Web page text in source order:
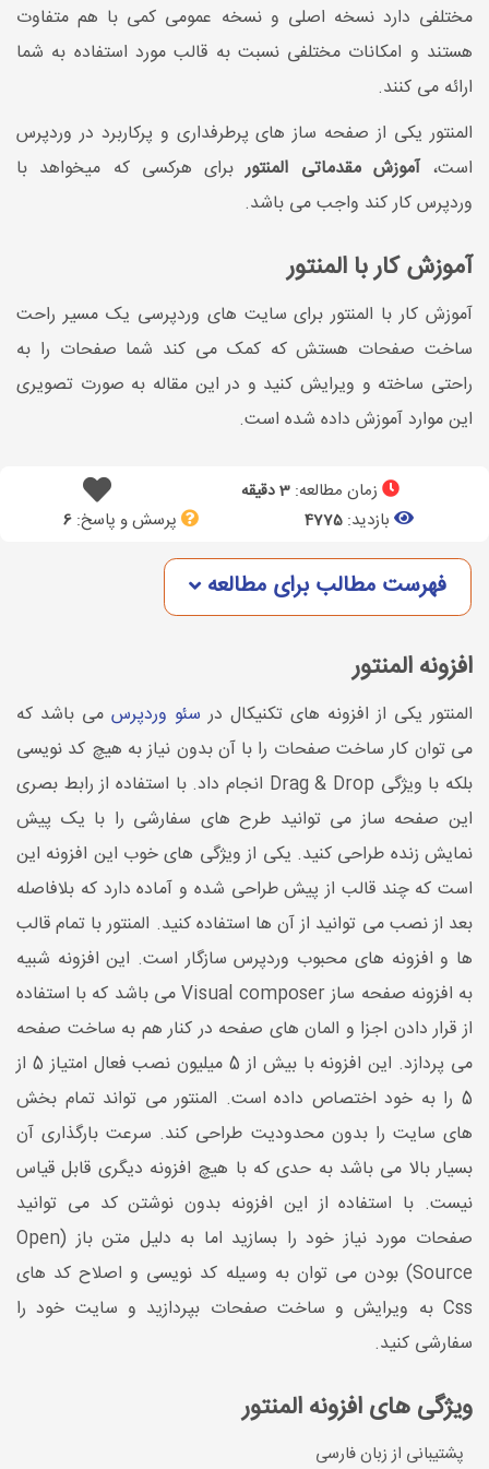
مختلفی دارد نسخه اصلی و نسخه عمومی کمی با هم متفاوت
هستند و امکانات مختلفی نسبت به قالب مورد استفاده به شما
ارائه می کنند.
المنتور یکی از صفحه ساز های پرطرفداری و پرکاربرد در وردپرس
است،آموزش مقدماتی المنتوربرای هرکسی که میخواهد با
وردپرس کار کند واجب می باشد.
آموزش کار با المنتور
آموزش کار با المنتور برای سایت های وردپرسی یک مسیر راحت
ساخت صفحات هستش که کمک می کند شما صفحات را به
راحتی ساخته و ویرایش کنید و در این مقاله به صورت تصویری
این موارد آموزش داده شده است.
زمان مطالعه: 3 دقیقه
بازدید:4775 پرسش و پاسخ:6
فهرست مطالب برای مطالعه
افزونه المنتور
المنتور یکی از افزونه های تکنیکال در سئو وردپرس می باشد که
می توان کار ساخت صفحات را با آن بدون نیاز به هیچ کد نویسی
بلکه با ویژگی Drag & Drop انجام داد. با استفاده از رابط بصری
این صفحه ساز می توانید طرح های سفارشی را با یک پیش
نمایش زنده طراحی کنید. یکی از ویژگی های خوب این افزونه این
است که چند قالب از پیش طراحی شده و آماده دارد که بلافاصله
بعد از نصب می توانید از آن ها استفاده کنید. المنتور با تمام قالب
ها و افزونه های محبوب وردپرس سازگار است. این افزونه شبیه
به افزونه صفحه ساز Visual composer می باشد که با استفاده
از قرار دادن اجزا و المان های صفحه در کنار هم به ساخت صفحه
می پردازد. این افزونه با بیش از 5 میلیون نصب فعال امتیاز 5 از
5 را به خود اختصاص داده است. المنتور می تواند تمام بخش
های سایت را بدون محدودیت طراحی کند. سرعت بارگذاری آن
بسیار بالا می باشد به حدی که با هیچ افزونه دیگری قابل قیاس
نیست. با استفاده از این افزونه بدون نوشتن کد می توانید
صفحات مورد نیاز خود را بسازید اما به دلیل متن باز (Open
Source) بودن می توان به وسیله کد نویسی و اصلاح کد های
Css به ویرایش و ساخت صفحات بپردازید و سایت خود را
سفارشی کنید.
ویژگی های افزونه المنتور
پشتیبانی از زبان فارسی